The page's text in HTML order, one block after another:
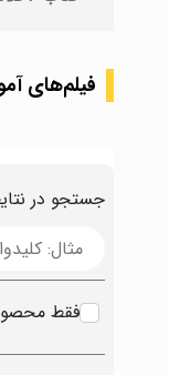
فیلم‌های
جستجو در
فقط